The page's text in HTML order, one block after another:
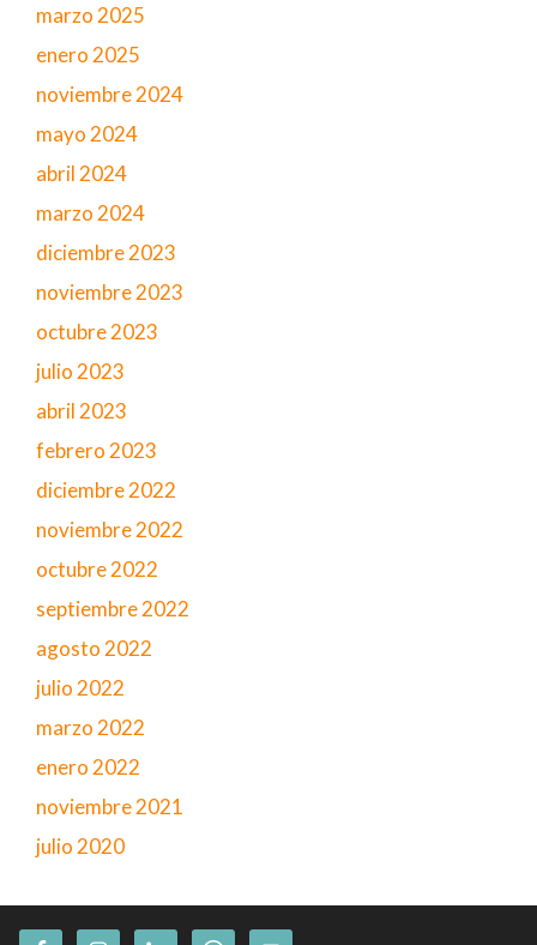
marzo 2025
enero 2025
noviembre 2024
mayo 2024
abril 2024
marzo 2024
diciembre 2023
noviembre 2023
octubre 2023
julio 2023
abril 2023
febrero 2023
diciembre 2022
noviembre 2022
octubre 2022
septiembre 2022
agosto 2022
julio 2022
marzo 2022
enero 2022
noviembre 2021
julio 2020